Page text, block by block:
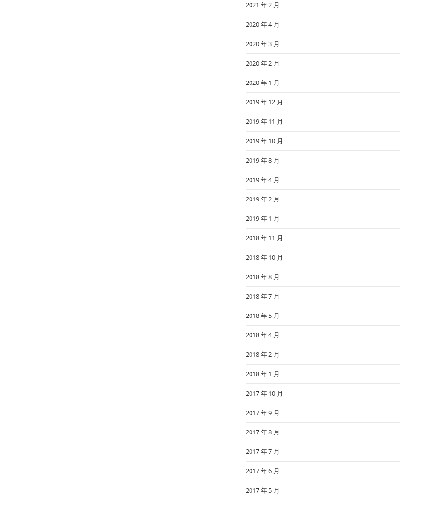
2021 年 2 月
2020 年 4 月
2020 年 3 月
2020 年 2 月
2020 年 1 月
2019 年 12 月
2019 年 11 月
2019 年 10 月
2019 年 8 月
2019 年 4 月
2019 年 2 月
2019 年 1 月
2018 年 11 月
2018 年 10 月
2018 年 8 月
2018 年 7 月
2018 年 5 月
2018 年 4 月
2018 年 2 月
2018 年 1 月
2017 年 10 月
2017 年 9 月
2017 年 8 月
2017 年 7 月
2017 年 6 月
2017 年 5 月